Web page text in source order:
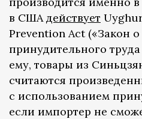
в СШАдействует
Prevention Act («Закон
принудительного
ему, товары из
считаются
с использованием
если импортер не